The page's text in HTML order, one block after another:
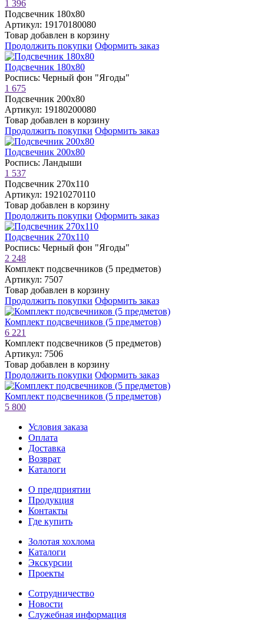
1 396
Подсвечник 180х80
Артикул: 19170180080
Товар добавлен в корзину
Продолжить покупки Оформить заказ
Подсвечник 180х80
Роспись: Черный фон "Ягоды"
1 675
Подсвечник 200х80
Артикул: 19180200080
Товар добавлен в корзину
Продолжить покупки Оформить заказ
Подсвечник 200х80
Роспись: Ландыши
1 537
Подсвечник 270х110
Артикул: 19210270110
Товар добавлен в корзину
Продолжить покупки Оформить заказ
Подсвечник 270х110
Роспись: Черный фон "Ягоды"
2 248
Комплект подсвечников (5 предметов)
Артикул: 7507
Товар добавлен в корзину
Продолжить покупки Оформить заказ
Комплект подсвечников (5 предметов)
6 221
Комплект подсвечников (5 предметов)
Артикул: 7506
Товар добавлен в корзину
Продолжить покупки Оформить заказ
Комплект подсвечников (5 предметов)
5 800
Условия заказа
Оплата
Доставка
Возврат
Каталоги
О предприятии
Продукция
Контакты
Где купить
Золотая хохлома
Каталоги
Экскурсии
Проекты
Сотрудничество
Новости
Служебная информация